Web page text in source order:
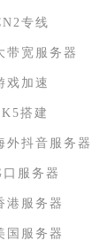
专线
带宽服务器
戏加速
搭建
外抖音服务器
口服务器
港服务器
国服务器